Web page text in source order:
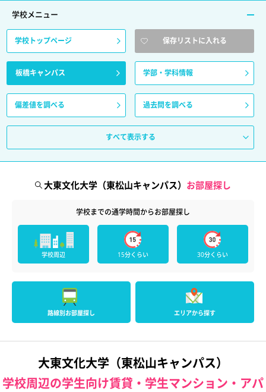
学校メニュー
学校トップページ 保存リストに入れる
板橋キャンパス 学部・学科情報
偏差値を調べる 過去問を調べる
すべて表示する
大東文化大学（東松山キャンパス） お部屋探し
学校までの通学時間からお部屋探し
学校周辺 15分くらい 30分くらい
路線別お部屋探し エリアから探す
大東文化大学（東松山キャンパス）
学校周辺の学生向け賃貸・学生マンション・アパ